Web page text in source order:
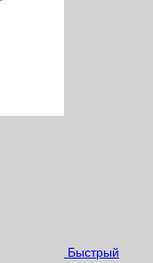
Быстрый